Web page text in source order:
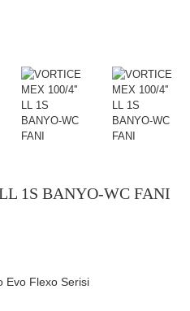
1S BANYO-WC FANI
Evo Flexo Serisi